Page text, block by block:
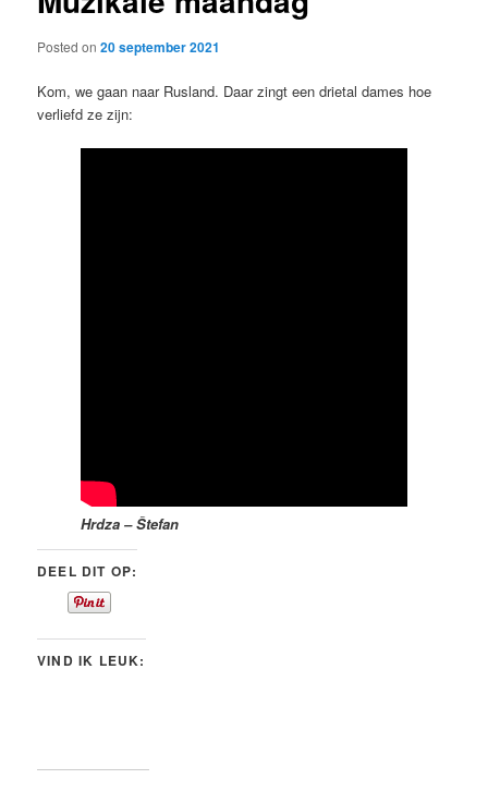
Posted on20 september 2021
Kom, we gaan naar Rusland. Daar zingt een drietal dames hoe
verliefd ze zijn:
Hrdza – Štefan
DEEL DIT OP:
VIND IK LEUK: